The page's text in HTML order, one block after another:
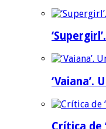
‘Vaiana’.
Crítica de